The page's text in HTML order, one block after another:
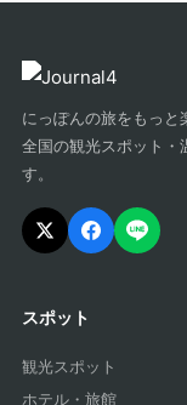
にっぽんの旅をもっと
全国の観光スポット・
す。
スポット
観光スポット
ホテル・旅館